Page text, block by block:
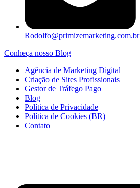
Rodolfo@primizemarketing.com.br
Conheça nosso Blog
Agência de Marketing Digital
Criação de Sites Profissionais
Gestor de Tráfego Pago
Blog
Política de Privacidade
Política de Cookies (BR)
Contato